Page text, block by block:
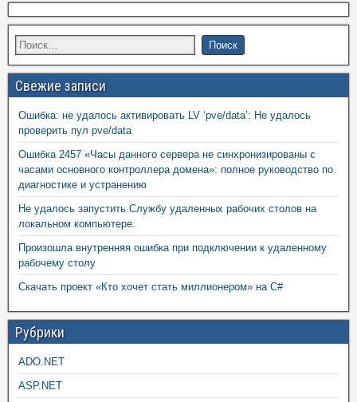
Свежие записи
Ошибка: не удалось активировать LV ‘pve/data’: Не удалось
проверить пул pve/data
Ошибка 2457 «Часы данного сервера не синхронизированы с
часами основного контроллера домена»: полное руководство по
диагностике и устранению
Не удалось запустить Службу удаленных рабочих столов на
локальном компьютере.
Произошла внутренняя ошибка при подключении к удаленному
рабочему столу
Скачать проект «Кто хочет стать миллионером» на C#
Рубрики
ADO.NET
ASP.NET